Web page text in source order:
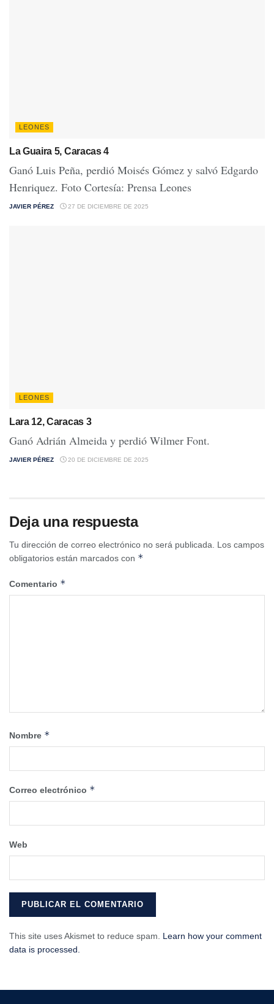
LEONES
La Guaira 5, Caracas 4
Ganó Luis Peña, perdió Moisés Gómez y salvó Edgardo
Henriquez. Foto Cortesía: Prensa Leones
JAVIER PÉREZ 27 DE DICIEMBRE DE 2025
LEONES
Lara 12, Caracas 3
Ganó Adrián Almeida y perdió Wilmer Font.
JAVIER PÉREZ 20 DE DICIEMBRE DE 2025
Deja una respuesta
Tu dirección de correo electrónico no será publicada. Los campos
obligatorios están marcados con *
Comentario *
Nombre *
Correo electrónico *
Web
This site uses Akismet to reduce spam. Learn how your comment
data is processed.